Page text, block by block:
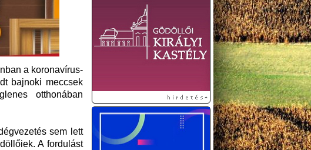
a koronavírus-
bajnoki meccsek
otthonában
sem lett
A fordulást